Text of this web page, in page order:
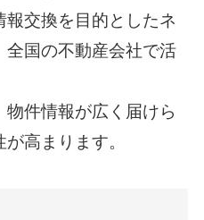
報交換を目的としたネ
全国の不動産会社で活
件情報が広く届けら
高まります。